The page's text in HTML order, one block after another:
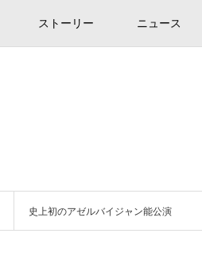
ストーリー ニュース
史上初のアゼルバイジャン能公演